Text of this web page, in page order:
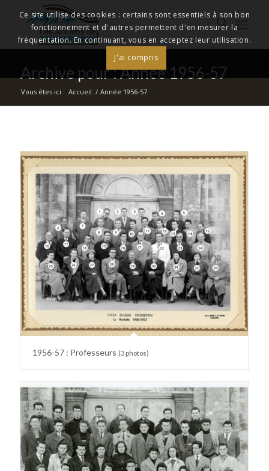
Archive pour : Année 1956-57
Vous êtes ici : Accueil / Année 1956-57
1956-57 : Professeurs (3 photos)
Ce site utilise des cookies : certains sont essentiels à son bon
fonctionnement et d'autres permettent d'en mesurer la
fréquentation. En continuant, vous en acceptez leur utilisation.
J'ai compris